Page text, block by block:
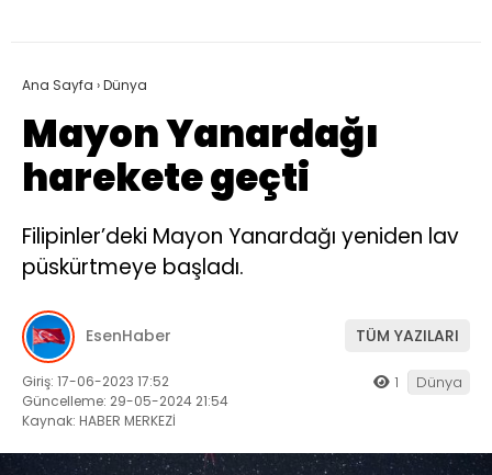
Ana Sayfa ›Dünya
Mayon Yanardağı
harekete geçti
Filipinler’deki Mayon Yanardağı yeniden lav
püskürtmeye başladı.
EsenHaber TÜM YAZILARI
Giriş: 17-06-2023 17:52
Güncelleme: 29-05-2024 21:54
Kaynak: HABER MERKEZİ
1 Dünya